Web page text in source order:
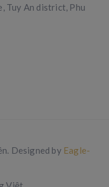
Tuy An district, Phu
Designed by Eagle-